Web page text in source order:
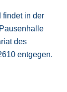
findet in der
des
entgegen.